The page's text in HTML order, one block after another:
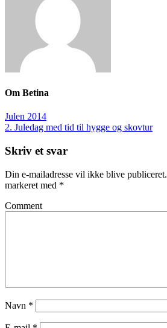
Om Betina
Julen 2014
2. Juledag med tid til hygge og skovtur
Skriv et svar
Din e-mailadresse vil ikke blive publiceret.
markeret med *
Comment
Navn *